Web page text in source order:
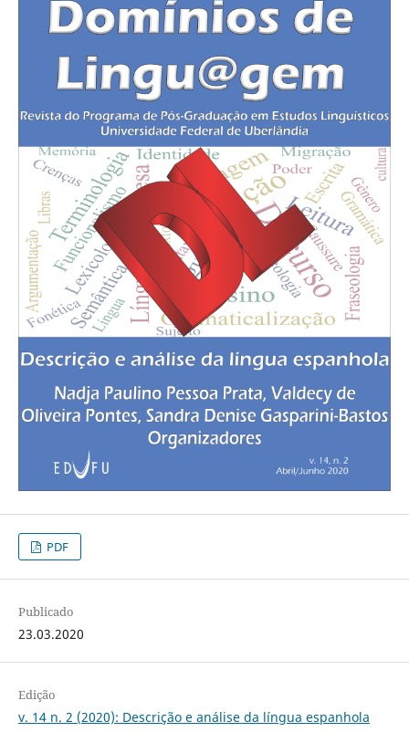
PDF
Publicado
23.03.2020
Edição
v. 14 n. 2 (2020): Descrição e análise da língua espanhola